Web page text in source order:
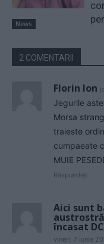
News
2 COMENTARII
Florin Ion
Jegurile
Morsa
traieste
cumpaeate
MUIE
Răspundeți
Aici sunt
încasat
vineri, 7 iunie